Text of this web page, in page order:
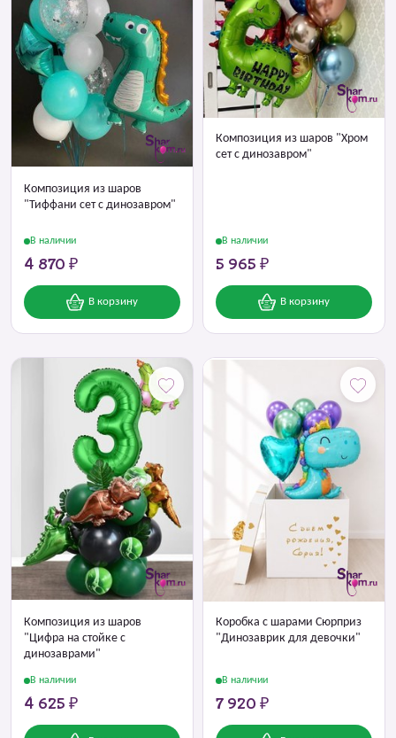
Композиция из шаров
"Тиффани сет с динозавром"
В наличии
4 870 ₽
В корзину
Композиция из шаров "Хром
сет с динозавром"
В наличии
5 965 ₽
В корзину
Композиция из шаров
"Цифра на стойке с
динозаврами"
В наличии
4 625 ₽
Коробка с шарами Сюрприз
"Динозаврик для девочки"
В наличии
7 920 ₽